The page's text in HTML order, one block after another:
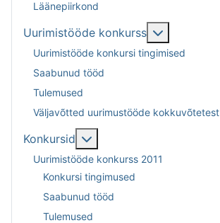
Läänepiirkond
Uurimistööde konkurss
Uurimistööde konkursi tingimised
Saabunud tööd
Tulemused
Väljavõtted uurimustööde kokkuvõtetest
Konkursid
Uurimistööde konkurss 2011
Konkursi tingimused
Saabunud tööd
Tulemused